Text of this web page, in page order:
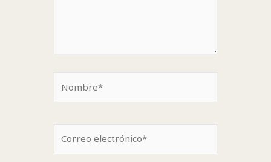
electrónico*